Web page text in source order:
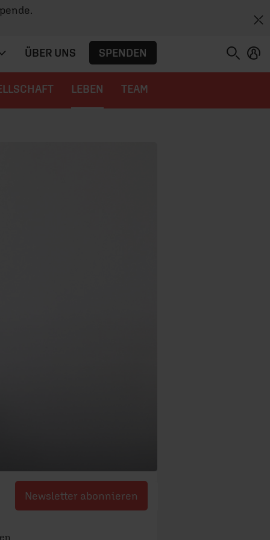
ÜBER UNS SPENDEN
LEBEN TEAM
Newsletter abonnieren